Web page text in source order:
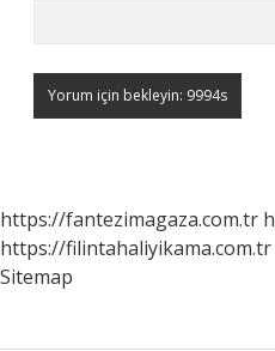
https://fantezimagaza.com.tr
https://filintahaliyikama.com.tr
Sitemap